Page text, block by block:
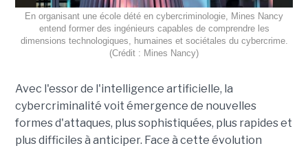
En organisant une école dété en cybercriminologie, Mines Nancy
entend former des ingénieurs capables de comprendre les
dimensions technologiques, humaines et sociétales du cybercrime.
(Crédit : Mines Nancy)
Avec l'essor de l'intelligence artificielle, la
cybercriminalité voit émergence de nouvelles
formes d'attaques, plus sophistiquées, plus rapides et
plus difficiles à anticiper. Face à cette évolution